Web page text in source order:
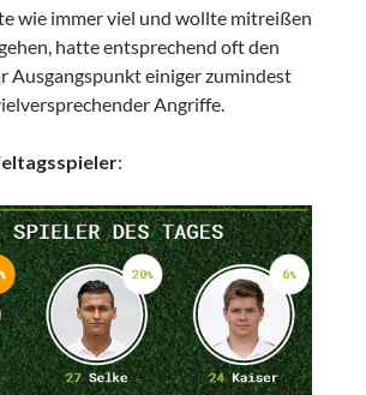
wie immer viel und wollte mitreißen
hatte entsprechend oft den
Ausgangspunkt einiger zumindest
Angriffe.
: